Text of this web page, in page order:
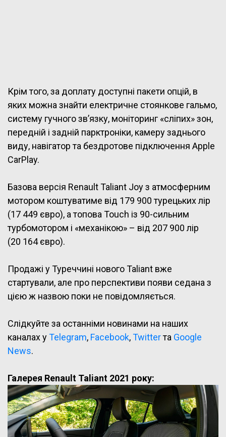
Крім того, за доплату доступні пакети опцій, в
яких можна знайти електричне стоянкове гальмо,
систему гучного зв’язку, моніторинг «сліпих» зон,
передній і задній парктроніки, камеру заднього
виду, навігатор та бездротове підключення Apple
CarPlay.
Базова версія Renault Taliant Joy з атмосферним
мотором коштуватиме від 179 900 турецьких лір
(17 449 євро), а топова Touch із 90-сильним
турбомотором і «механікою» – від 207 900 лір
(20 164 євро).
Продажі у Туреччині нового Taliant вже
стартували, але про перспективи появи седана з
цією ж назвою поки не повідомляється.
Слідкуйте за останніми новинами на наших
каналах уTelegram, Facebook,Twitterта Google
News.
Галерея Renault Taliant 2021 року: